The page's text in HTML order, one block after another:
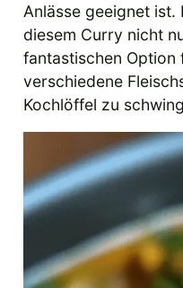
Anlässe geeignet
diesem Curry nicht
fantastischen Option
verschiedene
Kochlöffel zu